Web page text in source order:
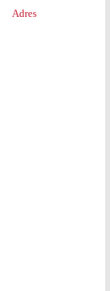
Adres